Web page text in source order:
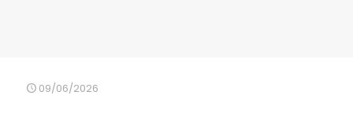
09/06/2026